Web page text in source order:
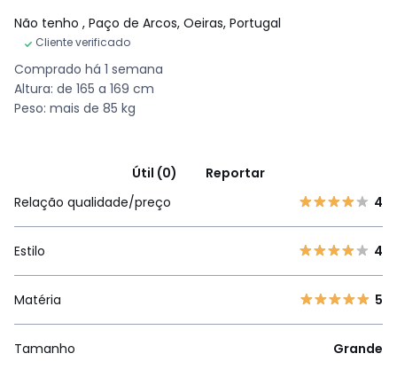
Não tenho , Paço de Arcos, Oeiras, Portugal
Cliente verificado
Comprado há 1 semana
Altura: de 165 a 169 cm
Peso: mais de 85 kg
Útil (0)
Reportar
Relação qualidade/preço
4
Estilo 4
Matéria 5
Tamanho Grande